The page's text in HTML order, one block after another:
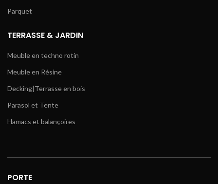
Parquet
TERRASSE & JARDIN
Meuble en techno rotin
Meuble en Résine
Decking|Terrasse en bois
Parasol et Tente
Hamacs et balançoires
PORTE